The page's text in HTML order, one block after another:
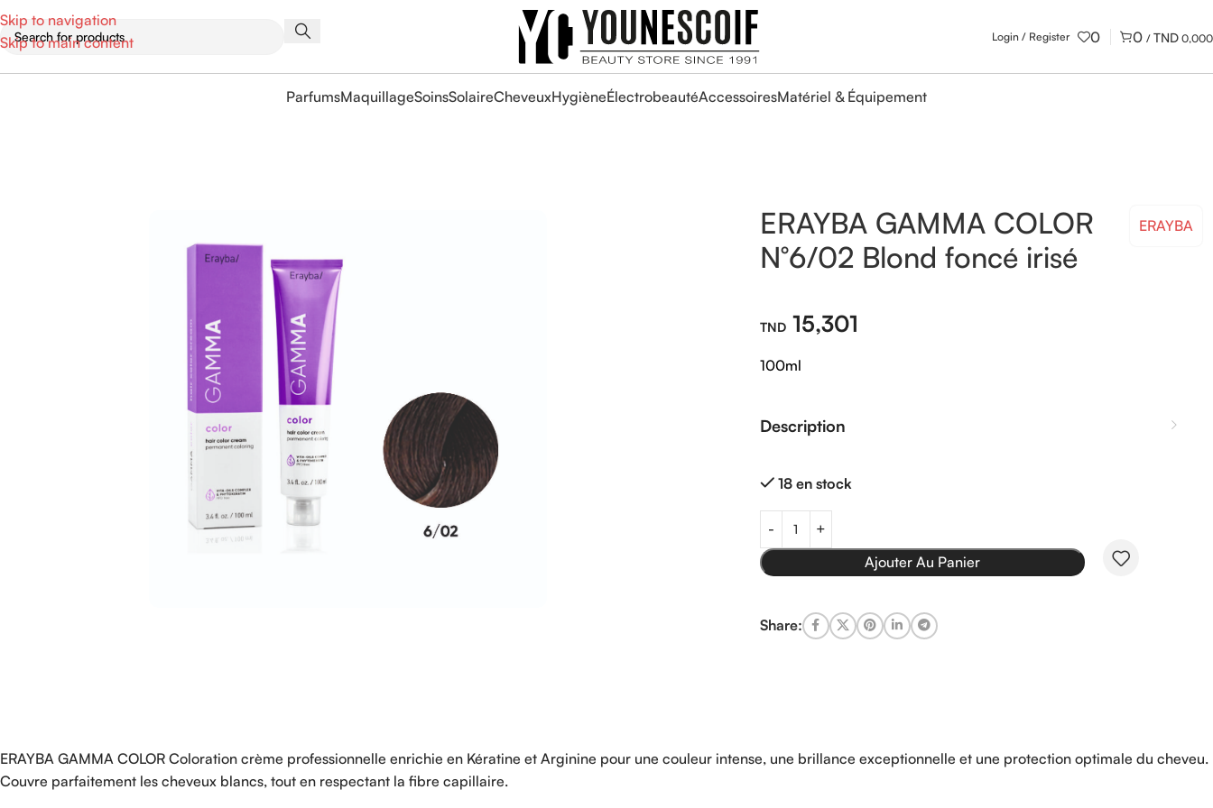
Skip to navigation
Skip to main content
Login / Register 0 0 / 0,000
ParfumsMaquillageSoinsSolaireCheveuxHygièneÉlectrobeautéAccessoiresMatériel & Équipement
ERAYBA GAMMA COLOR
N°6/02 Blond foncé irisé
ERAYBA
15,301
100ml
Description
18 en stock
Ajouter Au Panier
Share:
ERAYBA GAMMA COLOR Coloration crème professionnelle enrichie en Kératine et Arginine pour une couleur intense, une brillance exceptionnelle et une protection optimale du cheveu.
Couvre parfaitement les cheveux blancs, tout en respectant la fibre capillaire.